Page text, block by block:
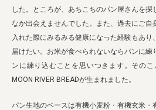
した。ところが、あちこちのパン屋さんを
なか出会えませんでした。また、過去にご自
入れた際にみるみる健康になった経験もあり
届けたい。お米が食べられないならパンに
ンに練り込むことを思いつきます。その
MOON RIVER BREADが生まれました。
パン生地のベースは有機小麦粉・有機玄米・